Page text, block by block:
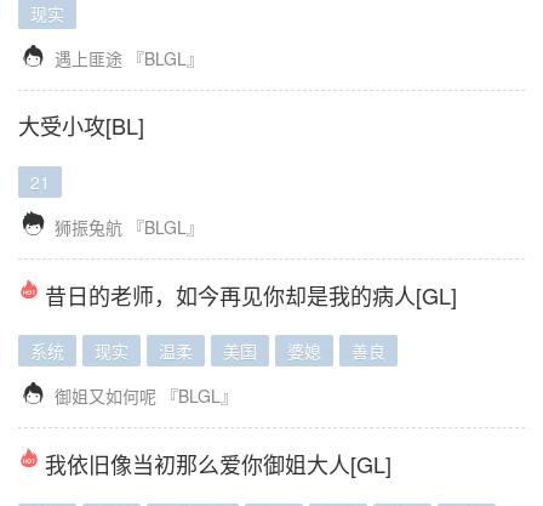
现实
 遇上匪途 『BLGL』
大受小攻[BL]
21
 狮振兔航 『BLGL』
昔日的老师，如今再见你却是我的病人[GL]
系统 现实 温柔 美国 婆媳 善良
 御姐又如何呢 『BLGL』
我依旧像当初那么爱你御姐大人[GL]